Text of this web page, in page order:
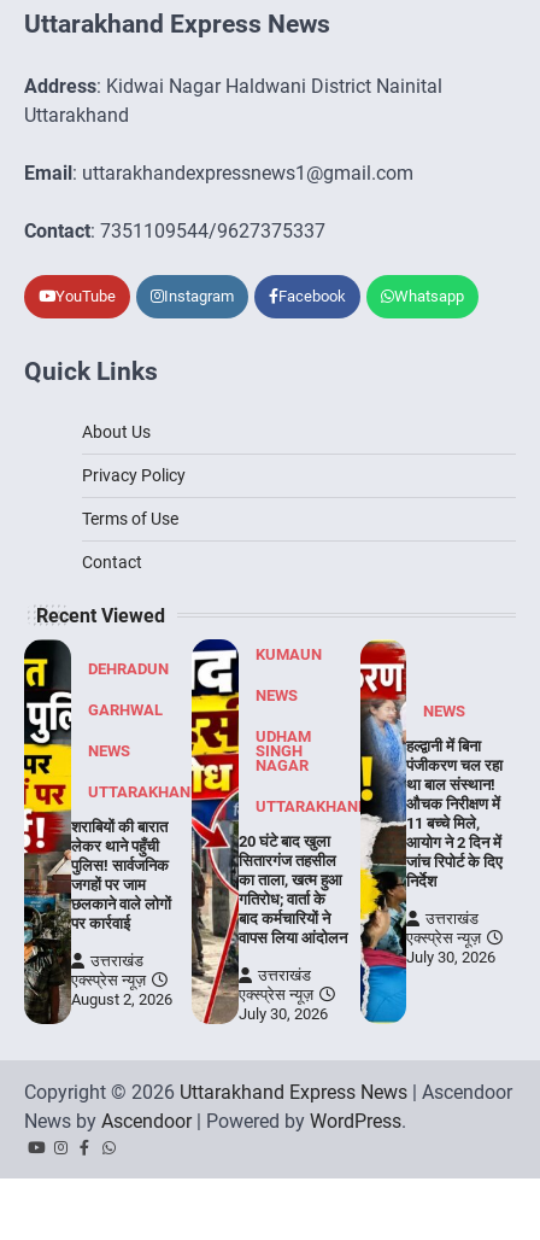
Uttarakhand Express News
Address: Kidwai Nagar Haldwani District Nainital
Uttarakhand
Email: uttarakhandexpressnews1@gmail.com
Contact: 7351109544/9627375337
YouTube Instagram Facebook Whatsapp
Quick Links
About Us
Privacy Policy
Terms of Use
Contact
Recent Viewed
DEHRADUN
GARHWAL
NEWS
UTTARAKHAND
शराबियों की बारात
लेकर थाने पहुँची
पुलिस! सार्वजनिक
जगहों पर जाम
छलकाने वाले लोगों
पर कार्रवाई
उत्तराखंड
एक्स्प्रेस न्यूज़
August 2, 2026
KUMAUN
NEWS
UDHAM
SINGH
NAGAR
UTTARAKHAND
20 घंटे बाद खुला
सितारगंज तहसील
का ताला, खत्म हुआ
गतिरोध; वार्ता के
बाद कर्मचारियों ने
वापस लिया आंदोलन
उत्तराखंड
एक्स्प्रेस न्यूज़
July 30, 2026
NEWS
हल्द्वानी में बिना
पंजीकरण चल रहा
था बाल संस्थान!
औचक निरीक्षण में
11 बच्चे मिले,
आयोग ने 2 दिन में
जांच रिपोर्ट के दिए
निर्देश
उत्तराखंड
एक्स्प्रेस न्यूज़
July 30, 2026
Copyright © 2026 Uttarakhand Express News | Ascendoor
News by Ascendoor| Powered by WordPress.
YouTubeInstagram
Facebook
Whatsapp